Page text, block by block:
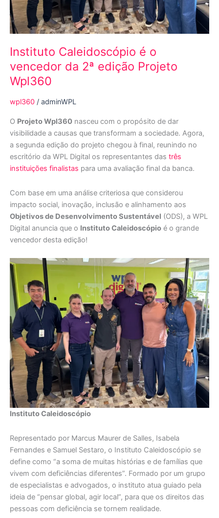
Instituto Caleidoscópio é o
vencedor da 2ª edição Projeto
Wpl360
wpl360 / adminWPL
O Projeto Wpl360 nasceu com o propósito de dar
visibilidade a causas que transformam a sociedade. Agora,
a segunda edição do projeto chegou à final, reunindo no
escritório da WPL Digital os representantes das três
instituições finalistas para uma avaliação final da banca.
Com base em uma análise criteriosa que considerou
impacto social, inovação, inclusão e alinhamento aos
Objetivos de Desenvolvimento Sustentável (ODS), a WPL
Digital anuncia que o Instituto Caleidoscópio é o grande
vencedor desta edição!
Instituto Caleidoscópio
Representado por Marcus Maurer de Salles, Isabela
Fernandes e Samuel Sestaro, o Instituto Caleidoscópio se
define como “a soma de muitas histórias e de famílias que
vivem com deficiências diferentes”. Formado por um grupo
de especialistas e advogados, o instituto atua guiado pela
ideia de “pensar global, agir local”, para que os direitos das
pessoas com deficiência se tornem realidade.